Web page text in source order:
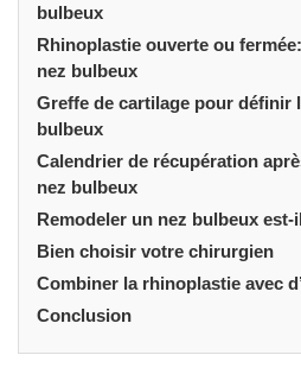
bulbeux
Rhinoplastie ouverte ou
nez bulbeux
Greffe de cartilage pour définir
bulbeux
Calendrier de récupération
nez bulbeux
Remodeler un nez bulbeux
Bien choisir votre chirurgien
Combiner la rhinoplastie avec
Conclusion